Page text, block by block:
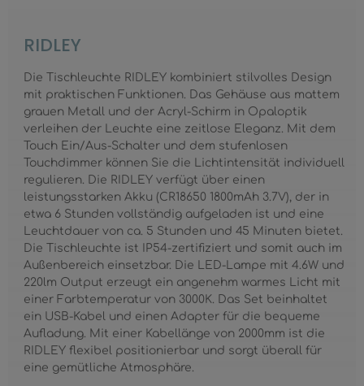
RIDLEY
Die Tischleuchte RIDLEY kombiniert stilvolles Design
mit praktischen Funktionen. Das Gehäuse aus mattem
grauen Metall und der Acryl-Schirm in Opaloptik
verleihen der Leuchte eine zeitlose Eleganz. Mit dem
Touch Ein/Aus-Schalter und dem stufenlosen
Touchdimmer können Sie die Lichtintensität individuell
regulieren. Die RIDLEY verfügt über einen
leistungsstarken Akku (CR18650 1800mAh 3.7V), der in
etwa 6 Stunden vollständig aufgeladen ist und eine
Leuchtdauer von ca. 5 Stunden und 45 Minuten bietet.
Die Tischleuchte ist IP54-zertifiziert und somit auch im
Außenbereich einsetzbar. Die LED-Lampe mit 4.6W und
220lm Output erzeugt ein angenehm warmes Licht mit
einer Farbtemperatur von 3000K. Das Set beinhaltet
ein USB-Kabel und einen Adapter für die bequeme
Aufladung. Mit einer Kabellänge von 2000mm ist die
RIDLEY flexibel positionierbar und sorgt überall für
eine gemütliche Atmosphäre.